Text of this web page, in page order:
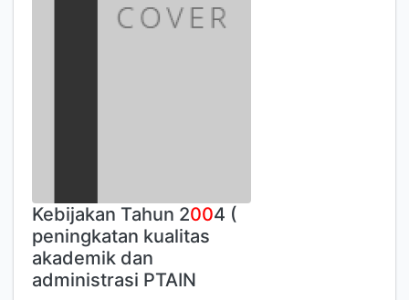
Kebijakan Tahun 2004 (
peningkatan kualitas
akademik dan
administrasi PTAIN